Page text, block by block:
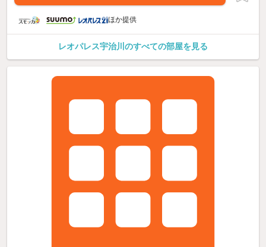
ほか提供
レオパレス宇治川のすべての部屋を見る